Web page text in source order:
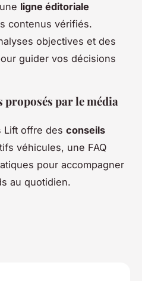
ligne éditoriale
contenus vérifiés.
objectives et des
guider vos décisions
proposés par le média
Lift offre des conseils
véhicules, une FAQ
pour accompagner
au quotidien.